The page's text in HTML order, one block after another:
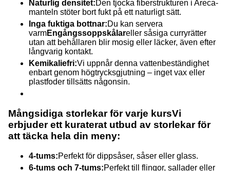
Naturlig densitet:Den tjocka fiberstrukturen i Areca-
manteln stöter bort fukt på ett naturligt sätt.
Inga fuktiga bottnar:Du kan servera
varmEngångssoppskålareller såsiga curryrätter
utan att behållaren blir mosig eller läcker, även efter
långvarig kontakt.
Kemikaliefri:Vi uppnår denna vattenbeständighet
enbart genom högtrycksgjutning – inget vax eller
plastfoder tillsätts någonsin.
Mångsidiga storlekar för varje kursVi
erbjuder ett kuraterat utbud av storlekar för
att täcka hela din meny:
4-tums:Perfekt för dippsåser, såser eller glass.
6-tums och 7-tums:Perfekt till flingor, sallader eller